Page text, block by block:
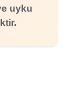
uyku